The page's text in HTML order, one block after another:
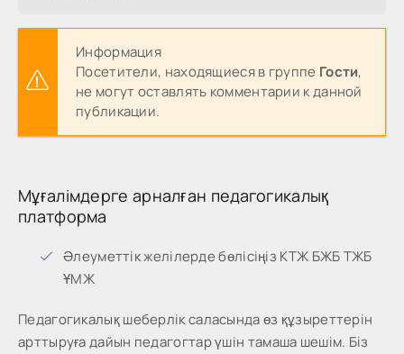
Информация
Посетители, находящиеся в группе Гости,
не могут оставлять комментарии к данной
публикации.
Мұғалімдерге арналған педагогикалық
платформа
Әлеуметтік желілерде бөлісіңіз КТЖ БЖБ ТЖБ
ҰМЖ
Педагогикалық шеберлік саласында өз құзыреттерін
арттыруға дайын педагогтар үшін тамаша шешім. Біз